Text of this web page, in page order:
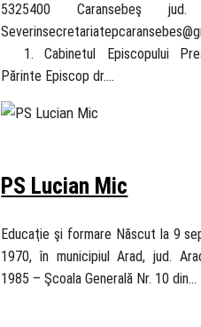
5325400 Caransebeş jud.
1. Cabinetul Episcopului
Părinte Episcop dr.…
PS Lucian Mic
Educaţie şi formare Născut la 9
1970, în municipiul Arad, jud.
1985 – Şcoala Generală Nr. 10 din…